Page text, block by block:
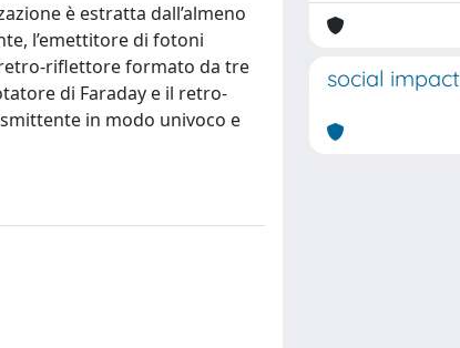
è estratta dall’almeno
l’emettitore di fotoni
riflettore formato da tre
di Faraday e il retro-
in modo univoco e
social impact